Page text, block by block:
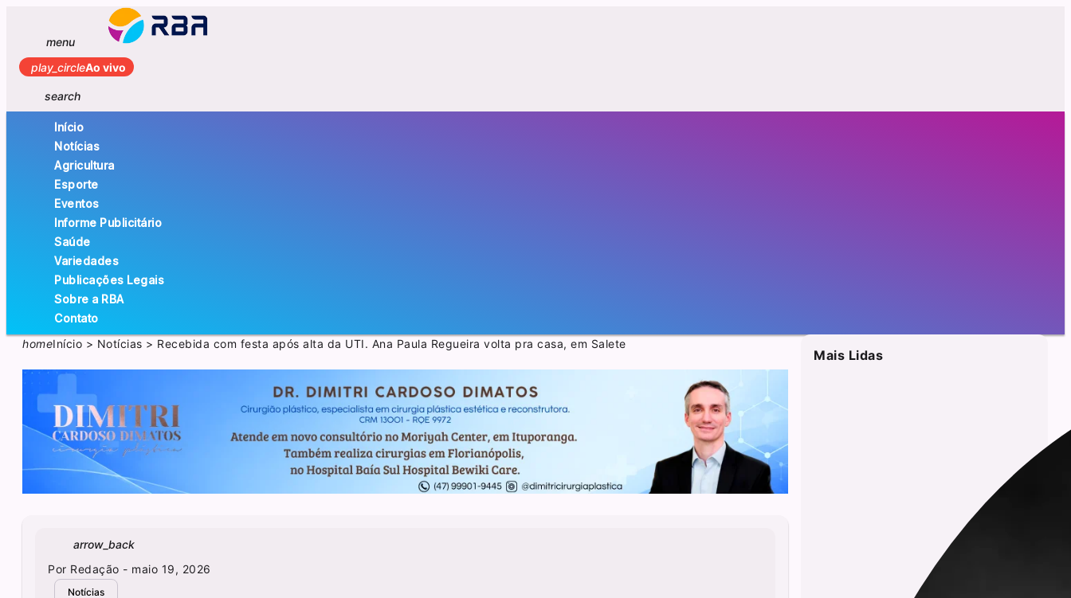
menu
play_circleAo vivo
search
Início
Notícias
Agricultura
Esporte
Eventos
Informe Publicitário
Saúde
Variedades
Publicações Legais
Sobre a RBA
Contato
homeInício > Notícias > Recebida com festa após alta da UTI. Ana Paula Regueira volta pra casa, em Salete
arrow_back
Por Redação - maio 19, 2026
Notícias
Mais Lidas